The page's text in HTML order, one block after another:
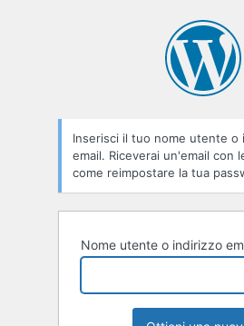
Inserisci il tuo nome utente o
email. Riceverai un'email con
come reimpostare la tua
Nome utente o indirizzo